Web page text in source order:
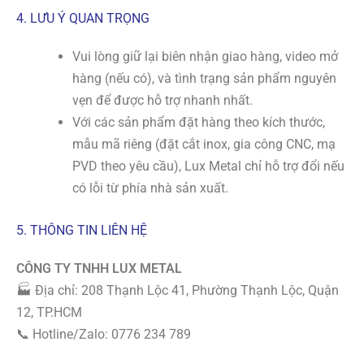
4. LƯU Ý QUAN TRỌNG
Vui lòng giữ lại biên nhận giao hàng, video mở
hàng (nếu có), và tình trạng sản phẩm nguyên
vẹn để được hỗ trợ nhanh nhất.
Với các sản phẩm đặt hàng theo kích thước,
mẫu mã riêng (đặt cắt inox, gia công CNC, mạ
PVD theo yêu cầu), Lux Metal chỉ hỗ trợ đổi nếu
có lỗi từ phía nhà sản xuất.
5. THÔNG TIN LIÊN HỆ
CÔNG TY TNHH LUX METAL
🏭 Địa chỉ: 208 Thạnh Lộc 41, Phường Thạnh Lộc, Quận
12, TP.HCM
📞 Hotline/Zalo: 0776 234 789